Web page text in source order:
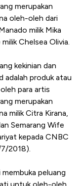
merupakan
oleh-oleh dari
milik Mika
Chelsea Olivia.
kekinian dan
adalah produk atau
para artis
merupakan
milik Citra Kirana,
Semarang Wife
kepada CNBC
2018).
peluang